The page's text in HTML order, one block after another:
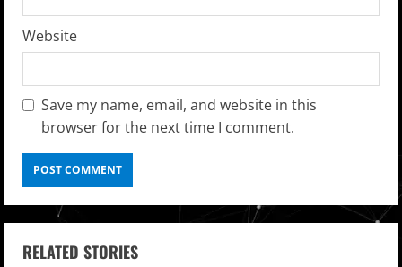
Website
Save my name, email, and website in this
browser for the next time I comment.
RELATED STORIES